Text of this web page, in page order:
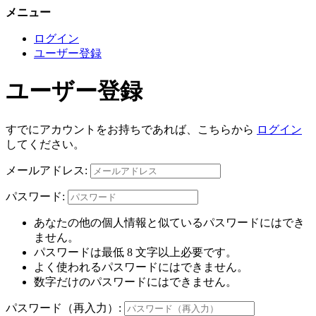
メニュー
ログイン
ユーザー登録
ユーザー登録
すでにアカウントをお持ちであれば、こちらから ログイン
してください。
メールアドレス:
パスワード:
あなたの他の個人情報と似ているパスワードにはでき
ません。
パスワードは最低 8 文字以上必要です。
よく使われるパスワードにはできません。
数字だけのパスワードにはできません。
パスワード（再入力）: